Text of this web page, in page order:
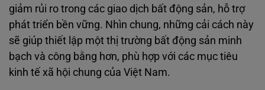
giảm rủi ro trong các giao dịch bất động sản, hỗ trợ
phát triển bền vững. Nhìn chung, những cải cách này
sẽ giúp thiết lập một thị trường bất động sản minh
bạch và công bằng hơn, phù hợp với các mục tiêu
kinh tế xã hội chung của Việt Nam.